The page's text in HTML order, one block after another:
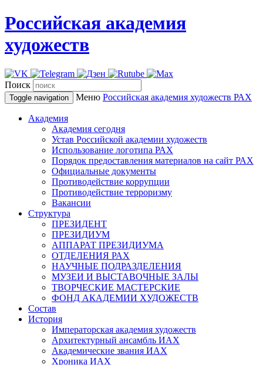
Российская академия
художеств
Поиск
Toggle navigation Меню Российская академия художеств РАХ
Академия
Академия сегодня
Устав Российской академии художеств
Использование логотипа РАХ
Порядок предоставления материалов на сайт РАХ
Официальные документы
Противодействие коррупции
Противодействие терроризму
Вакансии
Структура
ПРЕЗИДЕНТ
ПРЕЗИДИУМ
АППАРАТ ПРЕЗИДИУМА
ОТДЕЛЕНИЯ РАХ
НАУЧНЫЕ ПОДРАЗДЕЛЕНИЯ
МУЗЕИ И ВЫСТАВОЧНЫЕ ЗАЛЫ
ТВОРЧЕСКИЕ МАСТЕРСКИЕ
ФОНД АКАДЕМИИ ХУДОЖЕСТВ
Состав
История
Императорская академия художеств
Архитектурный ансамбль ИАХ
Академические звания ИАХ
Хроника ИАХ